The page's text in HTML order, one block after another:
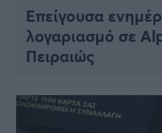
Επείγουσα
λογαριασμό σε
Πειραιώς